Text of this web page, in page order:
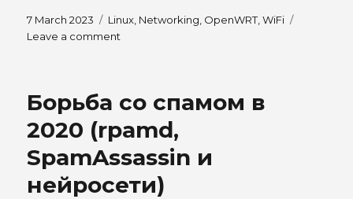
Posted
on
7 March 2023 Tags
Linux Networking OpenWRT,WiFi
Leave a comment
with
Борьба со спамом в
2020 (rpamd,
SpamAssassin и
нейросети)